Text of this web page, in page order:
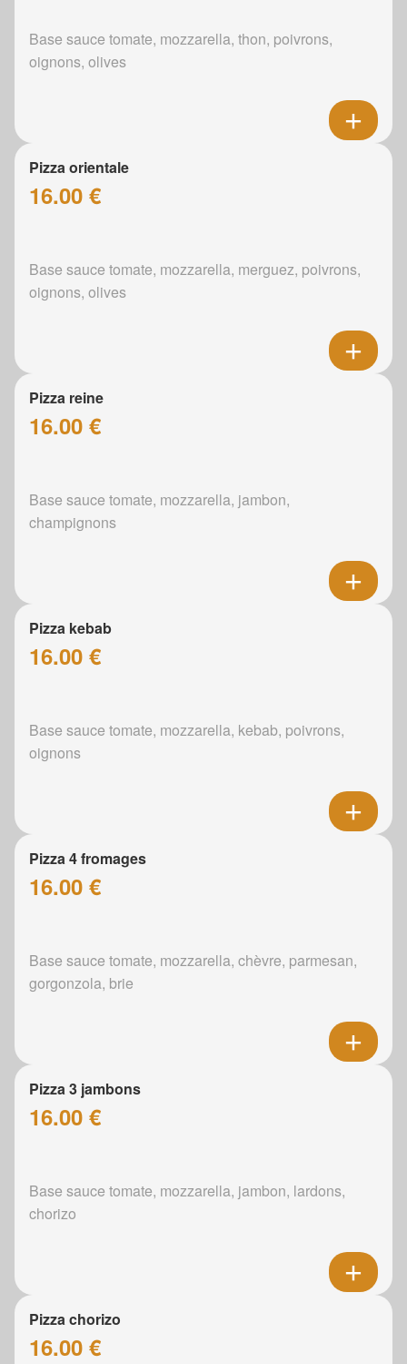
Base sauce tomate, mozzarella, thon, poivrons,
oignons, olives
Pizza orientale
16.00 €
Base sauce tomate, mozzarella, merguez, poivrons,
oignons, olives
Pizza reine
16.00 €
Base sauce tomate, mozzarella, jambon,
champignons
Pizza kebab
16.00 €
Base sauce tomate, mozzarella, kebab, poivrons,
oignons
Pizza 4 fromages
16.00 €
Base sauce tomate, mozzarella, chèvre, parmesan,
gorgonzola, brie
Pizza 3 jambons
16.00 €
Base sauce tomate, mozzarella, jambon, lardons,
chorizo
Pizza chorizo
16.00 €